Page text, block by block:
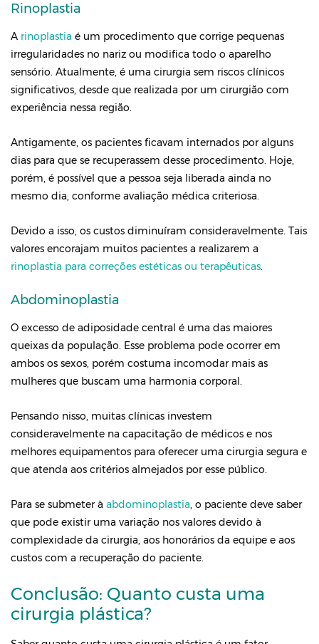
Rinoplastia
A rinoplastia é um procedimento que corrige pequenas
irregularidades no nariz ou modifica todo o aparelho
sensório. Atualmente, é uma cirurgia sem riscos clínicos
significativos, desde que realizada por um cirurgião com
experiência nessa região.
Antigamente, os pacientes ficavam internados por alguns
dias para que se recuperassem desse procedimento. Hoje,
porém, é possível que a pessoa seja liberada ainda no
mesmo dia, conforme avaliação médica criteriosa.
Devido a isso, os custos diminuíram consideravelmente. Tais
valores encorajam muitos pacientes a realizarem a
rinoplastia para correções estéticas ou terapêuticas.
Abdominoplastia
O excesso de adiposidade central é uma das maiores
queixas da população. Esse problema pode ocorrer em
ambos os sexos, porém costuma incomodar mais as
mulheres que buscam uma harmonia corporal.
Pensando nisso, muitas clínicas investem
consideravelmente na capacitação de médicos e nos
melhores equipamentos para oferecer uma cirurgia segura e
que atenda aos critérios almejados por esse público.
Para se submeter à abdominoplastia, o paciente deve saber
que pode existir uma variação nos valores devido à
complexidade da cirurgia, aos honorários da equipe e aos
custos com a recuperação do paciente.
Conclusão: Quanto custa uma
cirurgia plástica?